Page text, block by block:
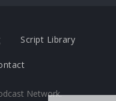
Script Library
Network.